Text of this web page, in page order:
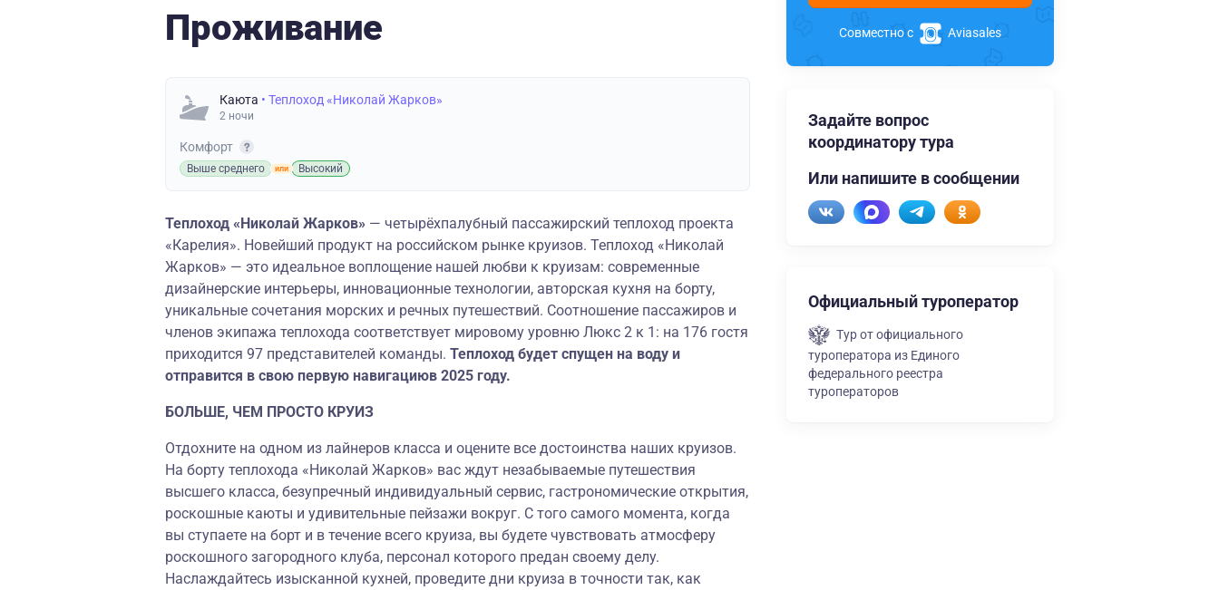
Проживание
Каюта • Теплоход «Николай Жарков»
2 ночи
Комфорт
Выше среднего Высокий
Теплоход «Николай Жарков» — четырёхпалубный пассажирский теплоход проекта
«Карелия». Новейший продукт на российском рынке круизов. Теплоход «Николай
Жарков» — это идеальное воплощение нашей любви к круизам: современные
дизайнерские интерьеры, инновационные технологии, авторская кухня на борту,
уникальные сочетания морских и речных путешествий. Соотношение пассажиров и
членов экипажа теплохода соответствует мировому уровню Люкс 2 к 1: на 176 гостя
приходится 97 представителей команды. Теплоход будет спущен на воду и
отправится в свою первую навигациюв 2025 году.
БОЛЬШЕ, ЧЕМ ПРОСТО КРУИЗ
Отдохните на одном из лайнеров класса и оцените все достоинства наших круизов.
На борту теплохода «Николай Жарков» вас ждут незабываемые путешествия
высшего класса, безупречный индивидуальный сервис, гастрономические открытия,
роскошные каюты и удивительные пейзажи вокруг. С того самого момента, когда
вы ступаете на борт и в течение всего круиза, вы будете чувствовать атмосферу
роскошного загородного клуба, персонал которого предан своему делу.
Наслаждайтесь изысканной кухней, проведите дни круиза в точности так, как
Совместно с Aviasales
Задайте вопрос
координатору тура
Или напишите в сообщении
Официальный туроператор
Тур от официального
туроператора из Единого
федерального реестра
туроператоров